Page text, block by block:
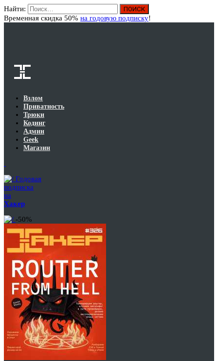
Найти:
Временная скидка 50% на годовую подписку!
Взлом
Приватность
Трюки
Кодинг
Админ
Geek
Магазин
Годовая
подписка
на
Хакер
-50%